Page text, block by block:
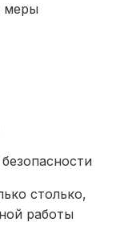
меры
столько,
работы